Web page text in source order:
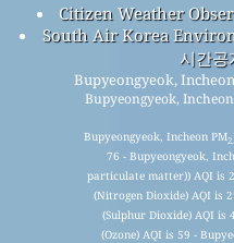
Citizen Weather
South Air Korea
시간공
Bupyeongyeok,
Bupyeongyeok,
Bupyeongyeok, Incheon PM
76 - Bupyeongyeok,
particulate matter)) AQI is
(Nitrogen Dioxide) AQI is
(Sulphur Dioxide) AQI is
(Ozone) AQI is 59 -